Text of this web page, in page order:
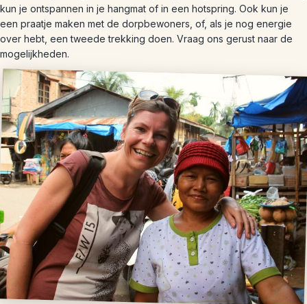
kun je ontspannen in je hangmat of in een hotspring. Ook kun je
een praatje maken met de dorpbewoners, of, als je nog energie
over hebt, een tweede trekking doen. Vraag ons gerust naar de
mogelijkheden.